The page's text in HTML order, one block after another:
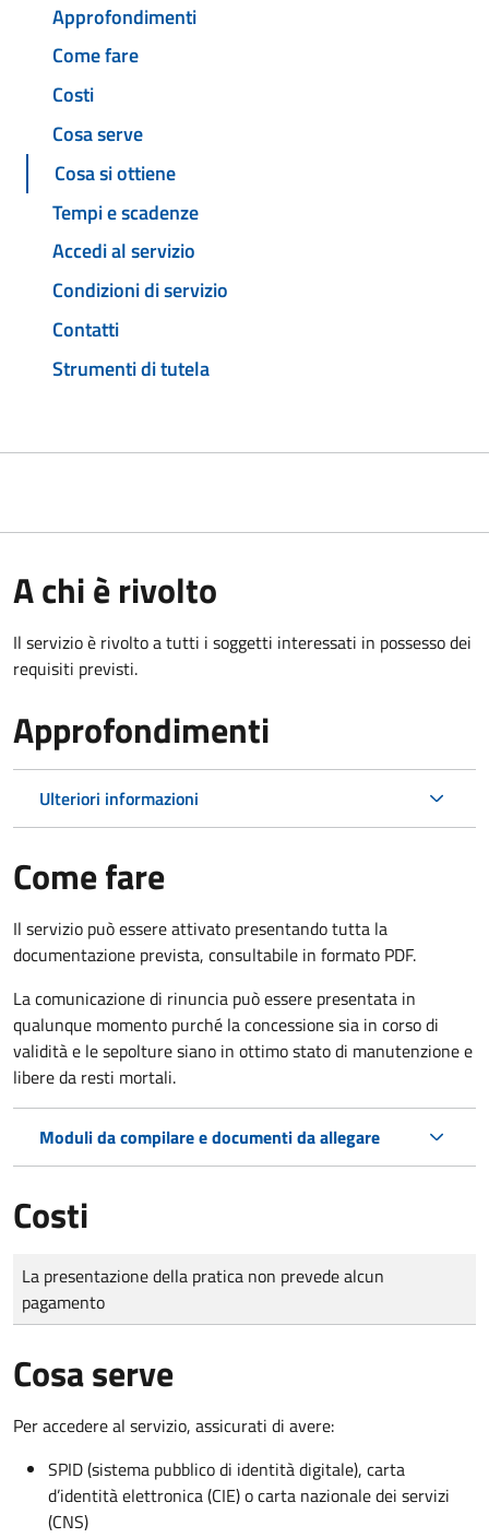
Approfondimenti
Come fare
Costi
Cosa serve
Cosa si ottiene
Tempi e scadenze
Accedi al servizio
Condizioni di servizio
Contatti
Strumenti di tutela
A chi è rivolto
Il servizio è rivolto a tutti i soggetti interessati in possesso dei
requisiti previsti.
Approfondimenti
Ulteriori informazioni
Come fare
Il servizio può essere attivato presentando tutta la
documentazione prevista, consultabile in formato PDF.
La comunicazione di rinuncia può essere presentata in
qualunque momento purché la concessione sia in corso di
validità e le sepolture siano in ottimo stato di manutenzione e
libere da resti mortali.
Moduli da compilare e documenti da allegare
Costi
Tipo di pagamento
Importo
La presentazione della pratica non prevede alcun
pagamento
Cosa serve
Per accedere al servizio, assicurati di avere:
SPID (sistema pubblico di identità digitale), carta
d’identità elettronica (CIE) o carta nazionale dei servizi
(CNS)